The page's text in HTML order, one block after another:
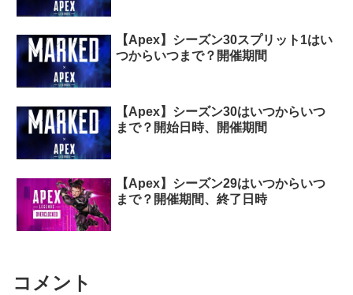
【Apex】シーズン30スプリット1はい
つからいつまで？開催期間
【Apex】シーズン30はいつからいつ
まで？開始日時、開催期間
【Apex】シーズン29はいつからいつ
まで？開催期間、終了日時
コメント